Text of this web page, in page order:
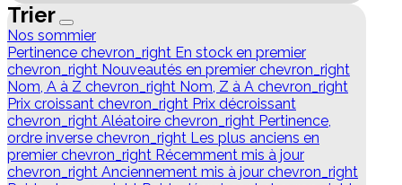
Trier
Nos sommier
Pertinence chevron_right En stock en premier
chevron_right Nouveautés en premier chevron_right
Nom, A à Z chevron_right Nom, Z à A chevron_right
Prix croissant chevron_right Prix décroissant
chevron_right Aléatoire chevron_right Pertinence,
ordre inverse chevron_right Les plus anciens en
premier chevron_right Récemment mis à jour
chevron_right Anciennement mis à jour chevron_right